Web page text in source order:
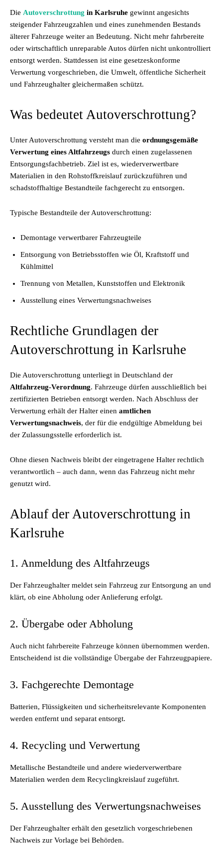
Die Autoverschrottung in Karlsruhe gewinnt angesichts
steigender Fahrzeugzahlen und eines zunehmenden Bestands
älterer Fahrzeuge weiter an Bedeutung. Nicht mehr fahrbereite
oder wirtschaftlich unreparable Autos dürfen nicht unkontrolliert
entsorgt werden. Stattdessen ist eine gesetzeskonforme
Verwertung vorgeschrieben, die Umwelt, öffentliche Sicherheit
und Fahrzeughalter gleichermaßen schützt.
Was bedeutet Autoverschrottung?
Unter Autoverschrottung versteht man die ordnungsgemäße
Verwertung eines Altfahrzeugs durch einen zugelassenen
Entsorgungsfachbetrieb. Ziel ist es, wiederverwertbare
Materialien in den Rohstoffkreislauf zurückzuführen und
schadstoffhaltige Bestandteile fachgerecht zu entsorgen.
Typische Bestandteile der Autoverschrottung:
Demontage verwertbarer Fahrzeugteile
Entsorgung von Betriebsstoffen wie Öl, Kraftstoff und
Kühlmittel
Trennung von Metallen, Kunststoffen und Elektronik
Ausstellung eines Verwertungsnachweises
Rechtliche Grundlagen der
Autoverschrottung in Karlsruhe
Die Autoverschrottung unterliegt in Deutschland der
Altfahrzeug-Verordnung. Fahrzeuge dürfen ausschließlich bei
zertifizierten Betrieben entsorgt werden. Nach Abschluss der
Verwertung erhält der Halter einen amtlichen
Verwertungsnachweis, der für die endgültige Abmeldung bei
der Zulassungsstelle erforderlich ist.
Ohne diesen Nachweis bleibt der eingetragene Halter rechtlich
verantwortlich – auch dann, wenn das Fahrzeug nicht mehr
genutzt wird.
Ablauf der Autoverschrottung in
Karlsruhe
1. Anmeldung des Altfahrzeugs
Der Fahrzeughalter meldet sein Fahrzeug zur Entsorgung an und
klärt, ob eine Abholung oder Anlieferung erfolgt.
2. Übergabe oder Abholung
Auch nicht fahrbereite Fahrzeuge können übernommen werden.
Entscheidend ist die vollständige Übergabe der Fahrzeugpapiere.
3. Fachgerechte Demontage
Batterien, Flüssigkeiten und sicherheitsrelevante Komponenten
werden entfernt und separat entsorgt.
4. Recycling und Verwertung
Metallische Bestandteile und andere wiederverwertbare
Materialien werden dem Recyclingkreislauf zugeführt.
5. Ausstellung des Verwertungsnachweises
Der Fahrzeughalter erhält den gesetzlich vorgeschriebenen
Nachweis zur Vorlage bei Behörden.